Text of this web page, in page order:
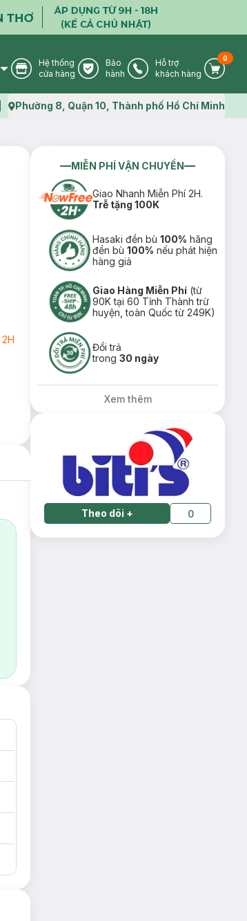
Store Icon
Hệ thống
cửa hàng
Warranty Icon
Bảo
hành
Phone Icon
Hỗ trợ
khách hàng
Cart
0
Map icon
Phường 8, Quận 10, Thành phố Hồ Chí Minh
2H
MIỄN PHÍ VẬN CHUYỂN
Giao Nhanh Miễn Phí 2H.
Trễ tặng 100K
Hasaki đền bù100% hãng
đền bù100% nếu phát hiện
hàng giả
Giao Hàng Miễn Phí (từ
90K tại 60 Tỉnh Thành trừ
huyện, toàn Quốc từ 249K)
Đổi trả
trong30 ngày
Xem thêm
Theo dõi + 0